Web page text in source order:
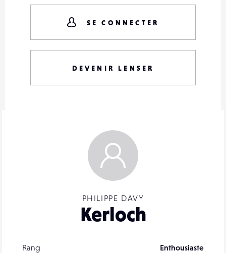
PHILIPPE DAVY
Kerloch
Rang
Enthousiaste
SE CONNECTER
DEVENIR LENSER